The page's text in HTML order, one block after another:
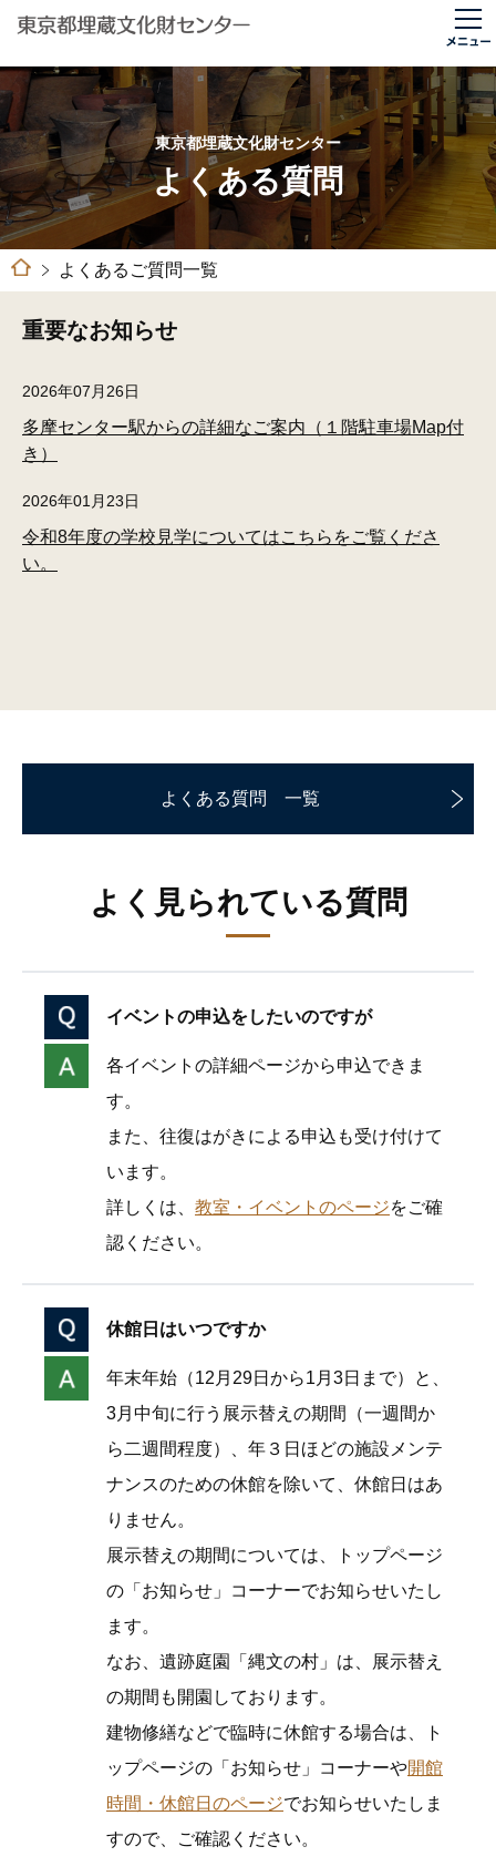
東京都埋蔵文化財センター
よくある質問
よくあるご質問一覧
重要なお知らせ
2026年07月26日
多摩センター駅からの詳細なご案内（１階駐車場Map付
き）
2026年01月23日
令和8年度の学校見学についてはこちらをご覧くださ
い。
よくある質問 一覧
よく見られている質問
イベントの申込をしたいのですが
各イベントの詳細ページから申込できま
す。
また、往復はがきによる申込も受け付けて
います。
詳しくは、 教室・イベントのページをご確
認ください。
休館日はいつですか
年末年始（12月29日から1月3日まで）と、
3月中旬に行う展示替えの期間（一週間か
ら二週間程度）、年３日ほどの施設メンテ
ナンスのための休館を除いて、休館日はあ
りません。
展示替えの期間については、トップページ
の「お知らせ」コーナーでお知らせいたし
ます。
なお、遺跡庭園「縄文の村」は、展示替え
の期間も開園しております。
建物修繕などで臨時に休館する場合は、ト
ップページの「お知らせ」コーナーや開館
時間・休館日のページでお知らせいたしま
すので、ご確認ください。